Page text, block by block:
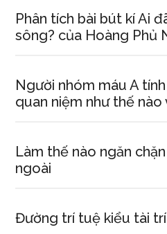
Phân tích bài bút kí Ai
sông? của Hoàng Phủ
Người nhóm máu A
quan niệm như thế nào
Làm thế nào ngăn
ngoài
Đường trí tuệ kiểu tài